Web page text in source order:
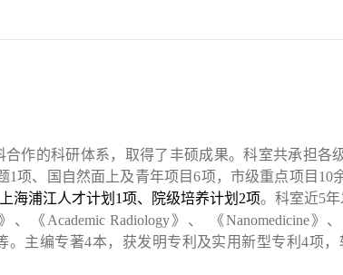
作的科研体系，取得了丰硕成果。科室共承担各
1项、国自然面上及青年项目6项，市级重点项目 10
海浦江人才计划 1项、院级培养计划 2项。科室近5年
》、《 Academic Radiology》、 《Nanomedicine》
。主编专著4本，获发明专利及实用新型专利4项，